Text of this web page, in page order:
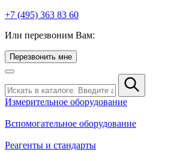
+7 (495) 363 83 60
Или перезвоним Вам:
Перезвонить мне
Измерительное оборудование
Вспомогательное оборудование
Реагенты и стандарты